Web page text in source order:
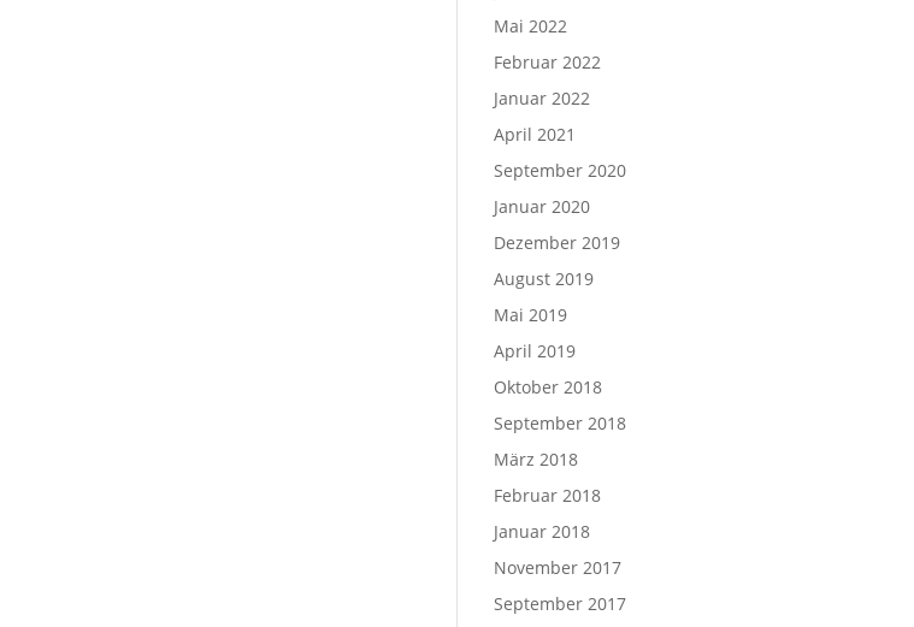
Mai 2022
Februar 2022
Januar 2022
April 2021
September 2020
Januar 2020
Dezember 2019
August 2019
Mai 2019
April 2019
Oktober 2018
September 2018
März 2018
Februar 2018
Januar 2018
November 2017
September 2017